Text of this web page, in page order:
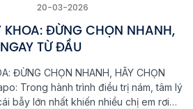
20-03-2026
KHOA: ĐỪNG CHỌN NHANH,
TỪ ĐẦU
ĐỪNG CHỌN NHANH, HÃY CHỌN
Trong hành trình điều trị nám, tâm lý
bẫy lớn nhất khiến nhiều chị em rơi